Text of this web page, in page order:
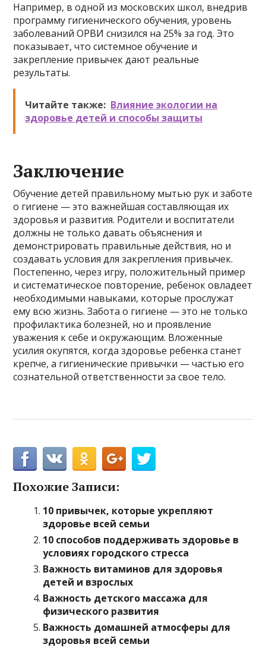
Например, в одной из московских школ, внедрив
программу гигиенического обучения, уровень
заболеваний ОРВИ снизился на 25% за год. Это
показывает, что системное обучение и
закрепление привычек дают реальные
результаты.
Читайте также: Влияние экологии на
здоровье детей и способы защиты
Заключение
Обучение детей правильному мытью рук и заботе
о гигиене — это важнейшая составляющая их
здоровья и развития. Родители и воспитатели
должны не только давать объяснения и
демонстрировать правильные действия, но и
создавать условия для закрепления привычек.
Постепенно, через игру, положительный пример
и систематическое повторение, ребенок овладеет
необходимыми навыками, которые прослужат
ему всю жизнь. Забота о гигиене — это не только
профилактика болезней, но и проявление
уважения к себе и окружающим. Вложенные
усилия окупятся, когда здоровье ребенка станет
крепче, а гигиенические привычки — частью его
сознательной ответственности за свое тело.
Похожие Записи:
10 привычек, которые укрепляют
здоровье всей семьи
10 способов поддерживать здоровье в
условиях городского стресса
Важность витаминов для здоровья
детей и взрослых
Важность детского массажа для
физического развития
Важность домашней атмосферы для
здоровья всей семьи